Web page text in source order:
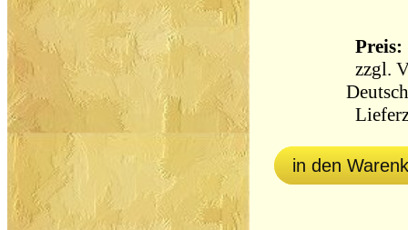
Preis:
zzgl.
in den